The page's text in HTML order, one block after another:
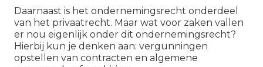
Daarnaast is het ondernemingsrecht onderdeel
van het privaatrecht. Maar wat voor zaken vallen
er nou eigenlijk onder dit ondernemingsrecht?
Hierbij kun je denken aan: vergunningen
opstellen van contracten en algemene